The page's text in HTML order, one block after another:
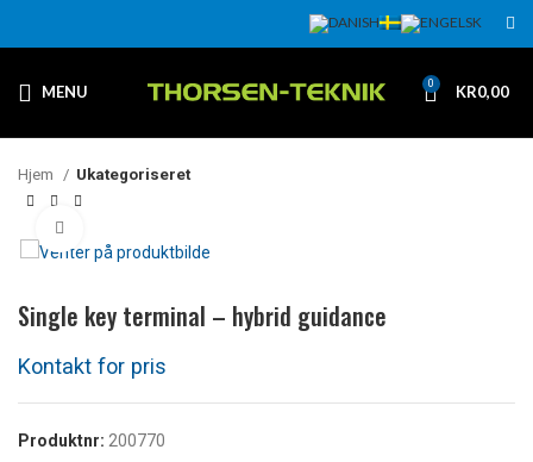
MENU 0 KR0,00
Hjem Ukategoriseret
Single key terminal – hybrid guidance
Produktnr: 200770